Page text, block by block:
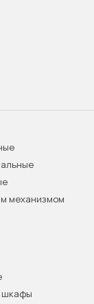
механизмом
шкафы